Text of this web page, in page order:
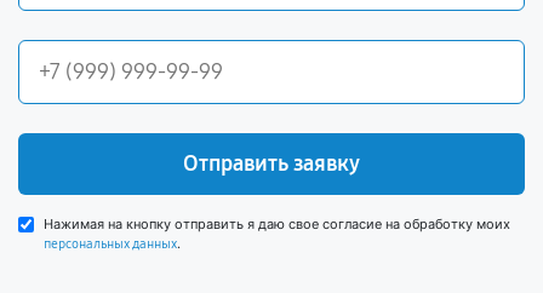
Отправить заявку
Нажимая на кнопку отправить я даю свое согласие на обработку моих
персональных данных.